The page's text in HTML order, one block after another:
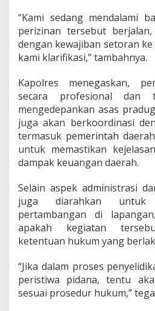
i
k
a
“Kami sedang mendalami
perizinan tersebut
dengan kewajiban setoran ke
kami klarifikasi,” tambahnya.
Kapolres menegaskan,
secara profesional dan
mengedepankan asas
juga akan berkoordinasi
termasuk pemerintah
untuk memastikan
dampak keuangan daerah.
Selain aspek administrasi
juga diarahkan untuk
pertambangan di
apakah kegiatan
ketentuan hukum yang
“Jika dalam proses
peristiwa pidana, tentu
sesuai prosedur hukum,”